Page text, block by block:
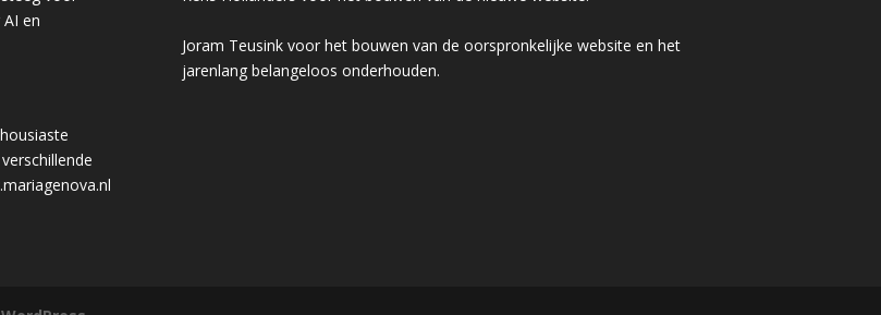
en
Joram Teusink voor het bouwen van de oorspronkelijke website en het
jarenlang belangeloos onderhouden.